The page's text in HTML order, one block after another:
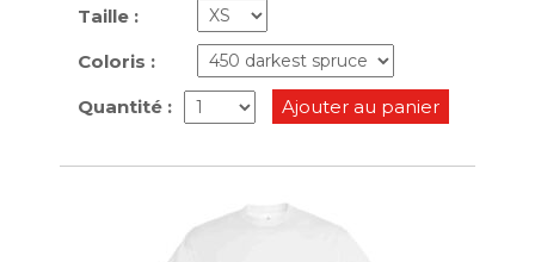
Taille :
Coloris :
Quantité : Ajouter au panier